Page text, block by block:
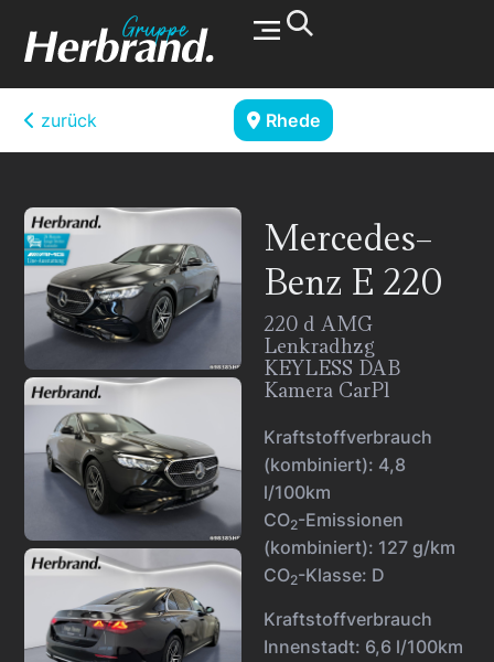
zurück Rhede
Mercedes-
Benz E 220
220 d AMG
Lenkradhzg
KEYLESS DAB
Kamera CarPl
Kraftstoffverbrauch
(kombiniert): 4,8
l/100km
CO2-Emissionen
(kombiniert): 127 g/km
CO2-Klasse: D
Kraftstoffverbrauch
Innenstadt: 6,6 l/100km